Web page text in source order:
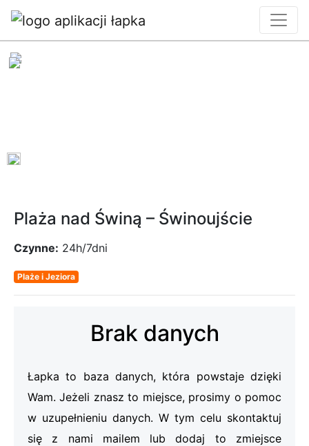
Plaża nad Świną – Świnoujście
Czynne: 24h/7dni
Plaże i Jeziora
Brak danych
Łapka to baza danych, która powstaje dzięki
Wam. Jeżeli znasz to miejsce, prosimy o pomoc
w uzupełnieniu danych. W tym celu skontaktuj
się z nami mailem lub dodaj to zmiejsce